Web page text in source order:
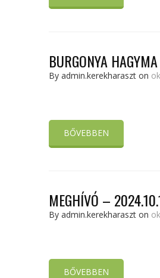
BURGONYA
By admin.kerekharaszt on
BŐVEBBEN
MEGHÍVÓ –
By admin.kerekharaszt on
BŐVEBBEN